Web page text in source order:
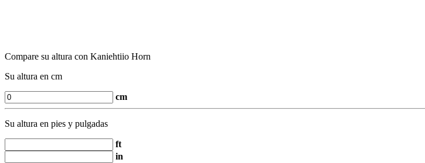
Compare su altura con Kaniehtiio Horn
Su altura en cm
cm
Su altura en pies y pulgadas
ft
in